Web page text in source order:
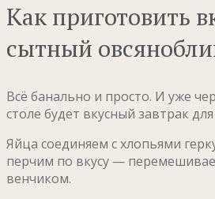
Как приготовить
сытный
Всё банально и просто. И уже
столе будет вкусный завтрак
Яйца соединяем с хлопьями
перчим по вкусу —
венчиком.